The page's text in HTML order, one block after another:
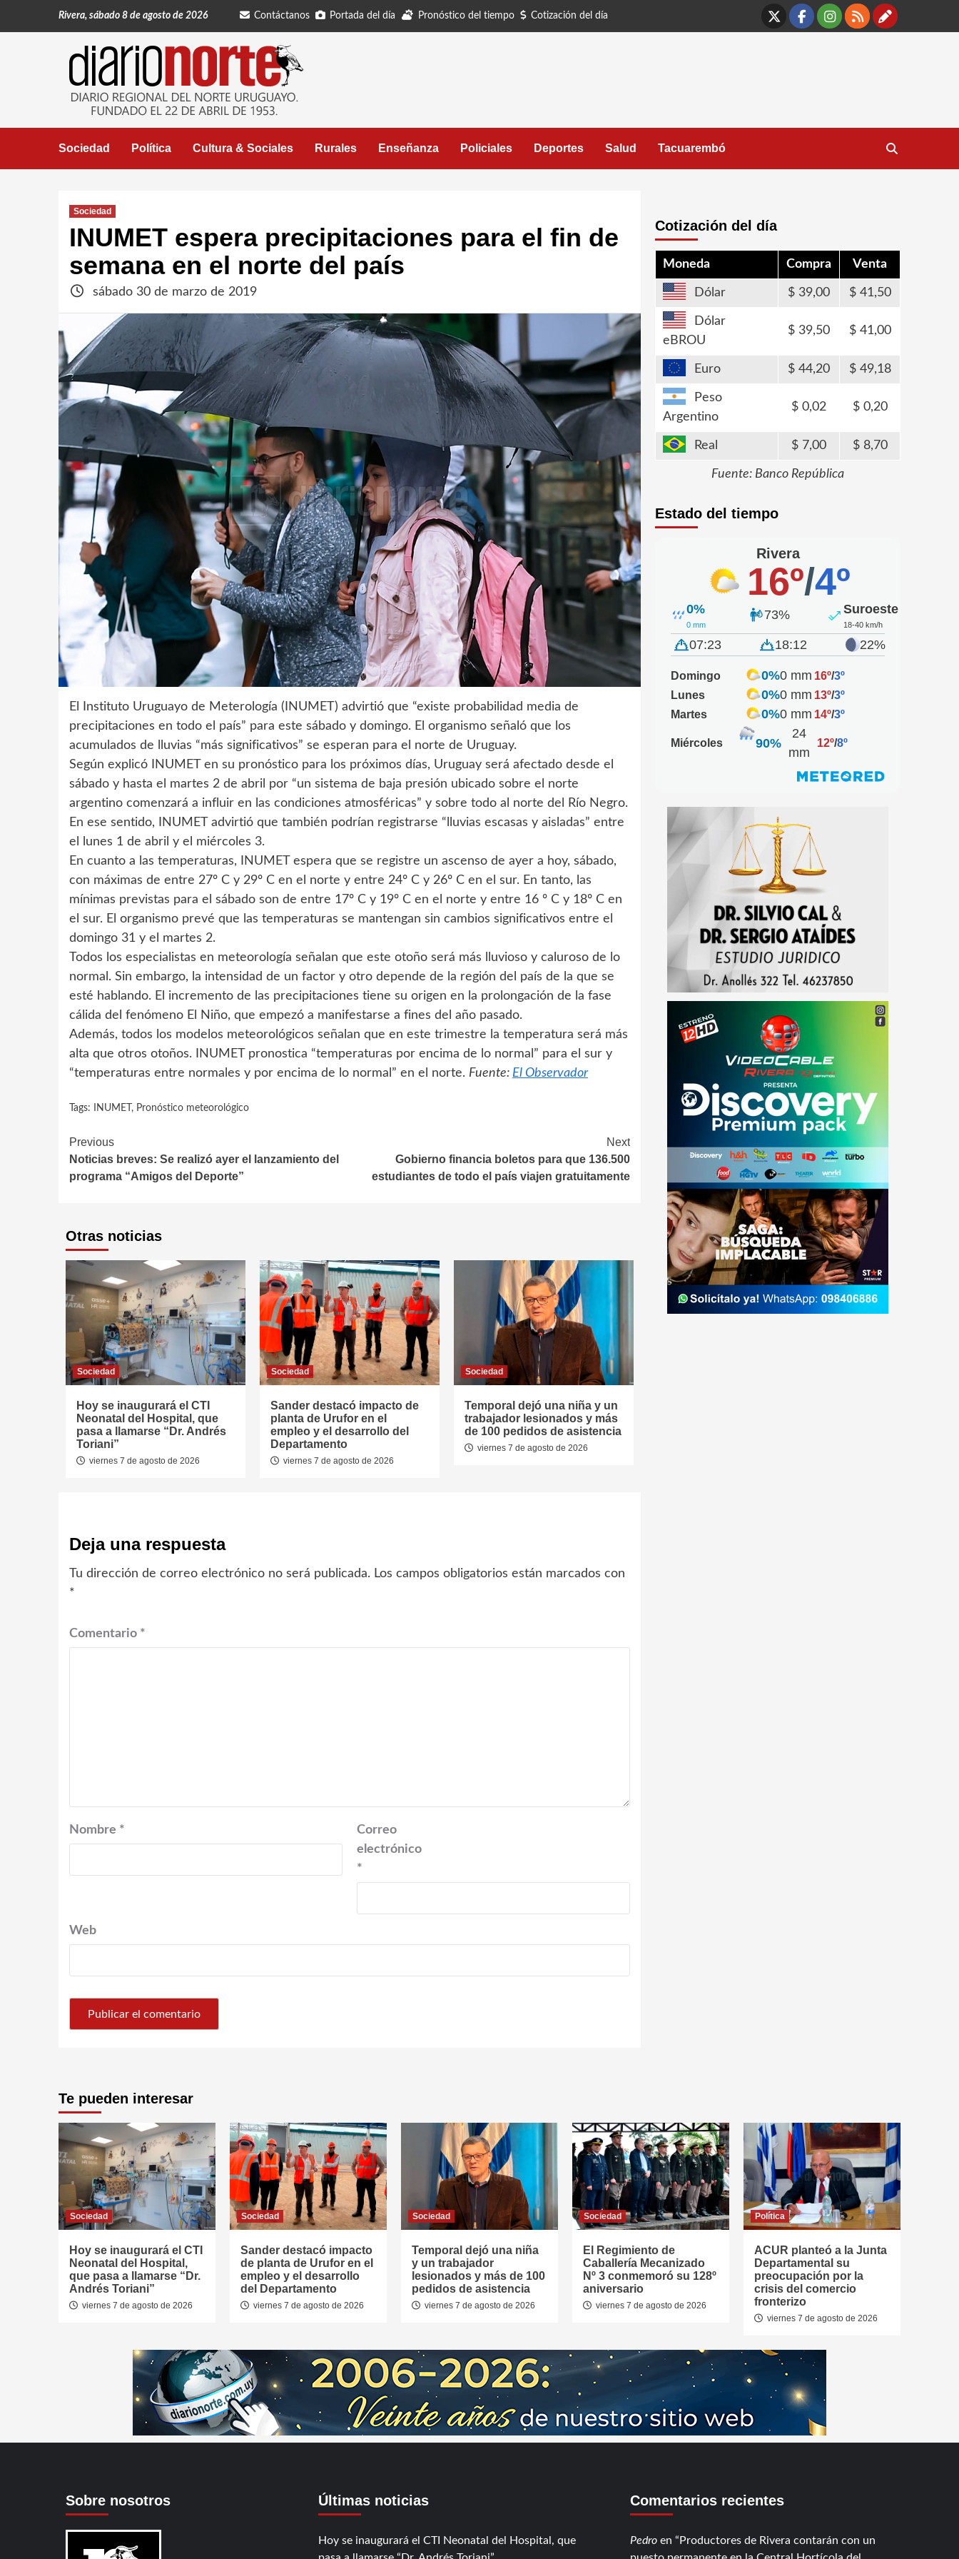
Rivera, sábado 8 de agosto de 2026 Contáctanos Portada del día Pronóstico del tiempo Cotización del día
X Facebook
Instagram
RSS
Sociedad Política Cultura & Sociales Rurales Enseñanza Policiales Deportes Salud Tacuarembó
Sociedad
INUMET espera precipitaciones para el fin de
semana en el norte del país
sábado 30 de marzo de 2019
El Instituto Uruguayo de Meterología (INUMET) advirtió que “existe probabilidad media de
precipitaciones en todo el país” para este sábado y domingo. El organismo señaló que los
acumulados de lluvias “más significativos” se esperan para el norte de Uruguay.
Según explicó INUMET en su pronóstico para los próximos días, Uruguay será afectado desde el
sábado y hasta el martes 2 de abril por “un sistema de baja presión ubicado sobre el norte
argentino comenzará a influir en las condiciones atmosféricas” y sobre todo al norte del Río Negro.
En ese sentido, INUMET advirtió que también podrían registrarse “lluvias escasas y aisladas” entre
el lunes 1 de abril y el miércoles 3.
En cuanto a las temperaturas, INUMET espera que se registre un ascenso de ayer a hoy, sábado,
con máximas de entre 27º C y 29º C en el norte y entre 24º C y 26º C en el sur. En tanto, las
mínimas previstas para el sábado son de entre 17º C y 19º C en el norte y entre 16 º C y 18º C en
el sur. El organismo prevé que las temperaturas se mantengan sin cambios significativos entre el
domingo 31 y el martes 2.
Todos los especialistas en meteorología señalan que este otoño será más lluvioso y caluroso de lo
normal. Sin embargo, la intensidad de un factor y otro depende de la región del país de la que se
esté hablando. El incremento de las precipitaciones tiene su origen en la prolongación de la fase
cálida del fenómeno El Niño, que empezó a manifestarse a fines del año pasado.
Además, todos los modelos meteorológicos señalan que en este trimestre la temperatura será más
alta que otros otoños. INUMET pronostica “temperaturas por encima de lo normal” para el sur y
“temperaturas entre normales y por encima de lo normal” en el norte. Fuente: El Observador
Tags: INUMET , Pronóstico meteorológico
Continue
Reading
Previous
Noticias breves: Se realizó ayer el lanzamiento del
programa “Amigos del Deporte”
Next
Gobierno financia boletos para que 136.500
estudiantes de todo el país viajen gratuitamente
Otras noticias
Sociedad
Hoy se inaugurará el CTI
Neonatal del Hospital, que
pasa a llamarse “Dr. Andrés
Toriani”
viernes 7 de agosto de 2026
Sociedad
Sander destacó impacto de
planta de Urufor en el
empleo y el desarrollo del
Departamento
viernes 7 de agosto de 2026
Sociedad
Temporal dejó una niña y un
trabajador lesionados y más
de 100 pedidos de asistencia
viernes 7 de agosto de 2026
Deja una respuesta
Tu dirección de correo electrónico no será publicada. Los campos obligatorios están marcados con
*
Comentario *
Nombre *
Correo
electrónico
*
Web
Cotización del día
Moneda Compra Venta
Dólar 39,00 41,50
Dólar
eBROU
39,50 41,00
Euro 44,20 49,18
Peso
Argentino
0,02 0,20
Real 7,00 8,70
Fuente: Banco República
Estado del tiempo
Rivera
16º/4º
0%
0 mm
73% Suroeste
18-40 km/h
07:23 18:12 22%
Domingo 0%0 mm 16º/3º
Lunes
0%0 mm 13º/3º
Martes
0%0 mm 14º/3º
Miércoles 90%
24
mm
12º/8º
Te pueden interesar
Sociedad
Hoy se inaugurará el CTI
Neonatal del Hospital,
que pasa a llamarse “Dr.
Andrés Toriani”
viernes 7 de agosto de 2026
Sociedad
Sander destacó impacto
de planta de Urufor en el
empleo y el desarrollo
del Departamento
viernes 7 de agosto de 2026
Sociedad
Temporal dejó una niña
y un trabajador
lesionados y más de 100
pedidos de asistencia
viernes 7 de agosto de 2026
Sociedad
El Regimiento de
Caballería Mecanizado
Nº 3 conmemoró su 128º
aniversario
viernes 7 de agosto de 2026
Política
ACUR planteó a la Junta
Departamental su
preocupación por la
crisis del comercio
fronterizo
viernes 7 de agosto de 2026
Sobre nosotros Últimas noticias
Hoy se inaugurará el CTI Neonatal del Hospital, que
Comentarios recientes
Pedroen
Productores de Rivera contarán con un